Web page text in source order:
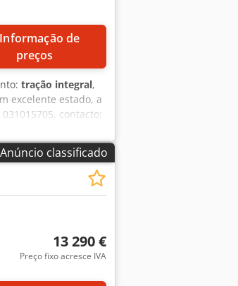
preços
tração integral,
excelente estado, a
contacto:
prévias
a
novamente
Anúncio classificado
13 290 €
Preço fixo acresce IVA